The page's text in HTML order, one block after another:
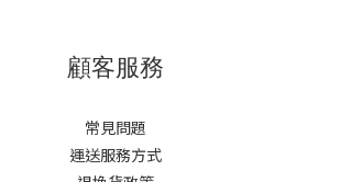
顧客服務
常見問題
運送服務方式